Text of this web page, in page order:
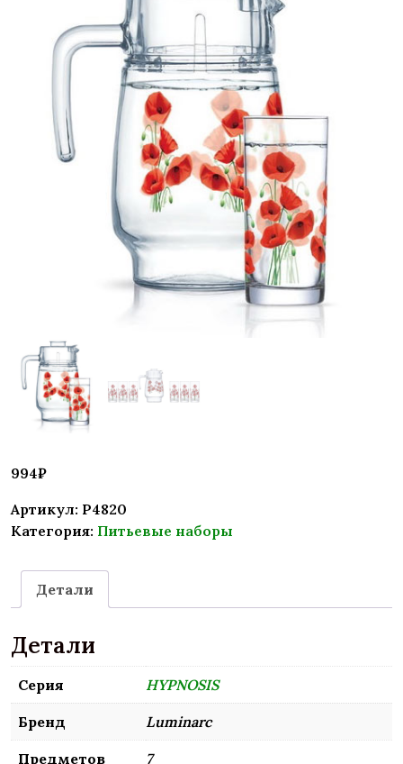
994₽
Артикул: P4820
Категория: Питьевые наборы
Детали
Детали
Серия HYPNOSIS
Бренд Luminarc
Предметов 7